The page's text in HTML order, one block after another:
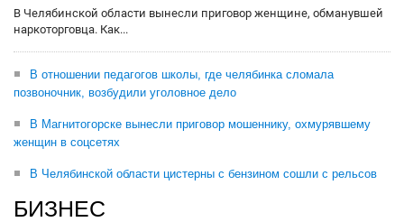
В Челябинской области вынесли приговор женщине, обманувшей
наркоторговца. Как...
В отношении педагогов школы, где челябинка сломала
позвоночник, возбудили уголовное дело
В Магнитогорске вынесли приговор мошеннику, охмурявшему
женщин в соцсетях
В Челябинской области цистерны с бензином сошли с рельсов
БИЗНЕС